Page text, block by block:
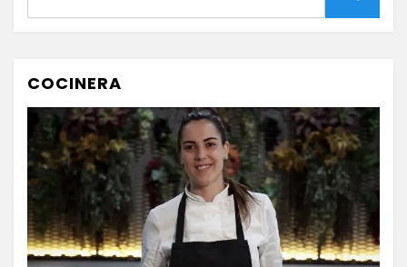
COCINERA